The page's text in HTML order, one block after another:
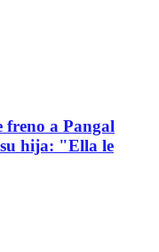
freno a Pangal
hija: "Ella le